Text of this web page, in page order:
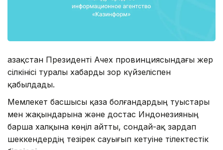
Қазақстан Президенті Ачех провинциясындағы жер
сілкінісі туралы хабарды зор күйзеліспен
қабылдады.
Мемлекет басшысы қаза болғандардың туыстары
мен жақындарына және достас Индонезияның
барша халқына көңіл айтты, сондай-ақ зардап
шеккендердің тезірек сауығып кетуіне тілектестік